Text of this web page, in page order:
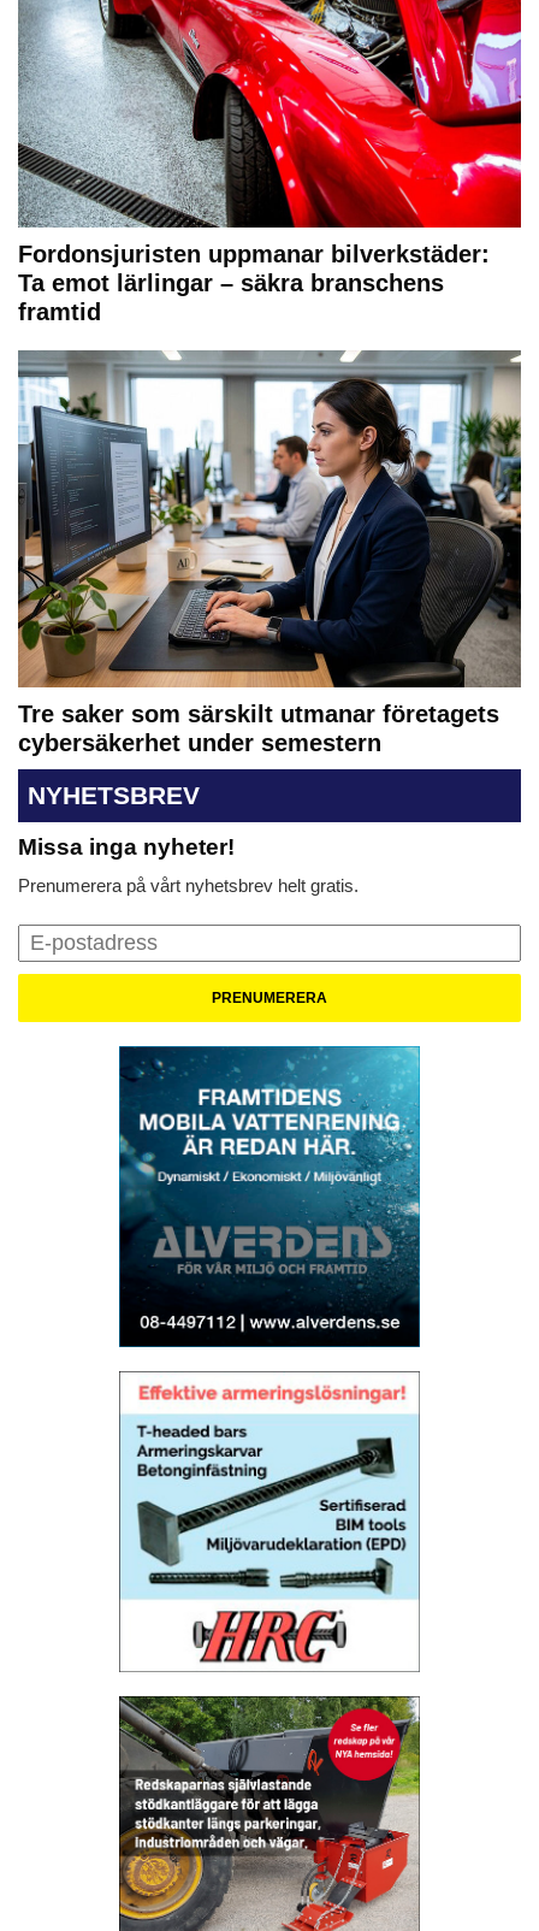
Fordonsjuristen uppmanar bilverkstäder:
Ta emot lärlingar – säkra branschens
framtid
Tre saker som särskilt utmanar företagets
cybersäkerhet under semestern
NYHETSBREV
Missa inga nyheter!
Prenumerera på vårt nyhetsbrev helt gratis.